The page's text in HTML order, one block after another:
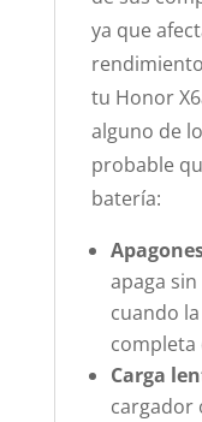
ya que
tu Honor
alguno de
probable
batería:
apaga
cuando
completa
Carga
cargador